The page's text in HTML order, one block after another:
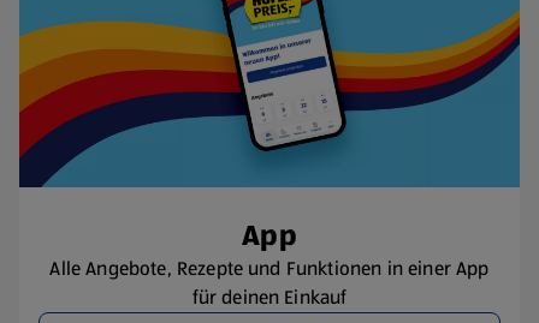
App
Alle Angebote, Rezepte und Funktionen in einer App
für deinen Einkauf